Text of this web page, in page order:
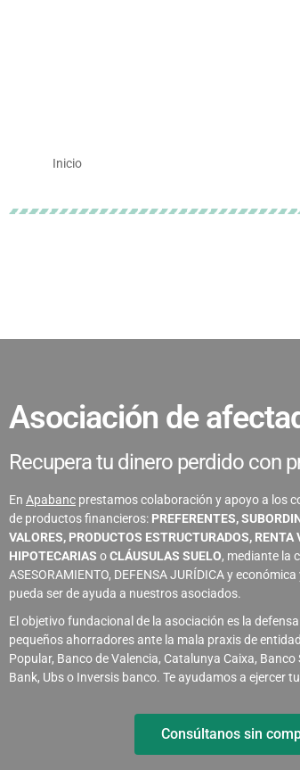
Inicio
Asociación de
Recupera tu dinero perdido con
En Apabanc prestamos colaboración y apoyo a los
de productos financieros: PREFERENTES,
VALORES, PRODUCTOS ESTRUCTURADOS,
HIPOTECARIAS oCLÁUSULAS SUELO, mediante la
ASESORAMIENTO, DEFENSA JURÍDICA y
pueda ser de ayuda a nuestros asociados.
El objetivo fundacional de la asociación es la
pequeños ahorradores ante la mala praxis de
Popular, Banco de Valencia, Catalunya Caixa,
Bank, Ubs o Inversis banco. Te ayudamos a ejercer
Consúltanos sin